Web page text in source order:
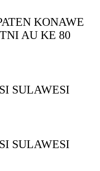
KONAWE
AU KE 80
SULAWESI
SULAWESI